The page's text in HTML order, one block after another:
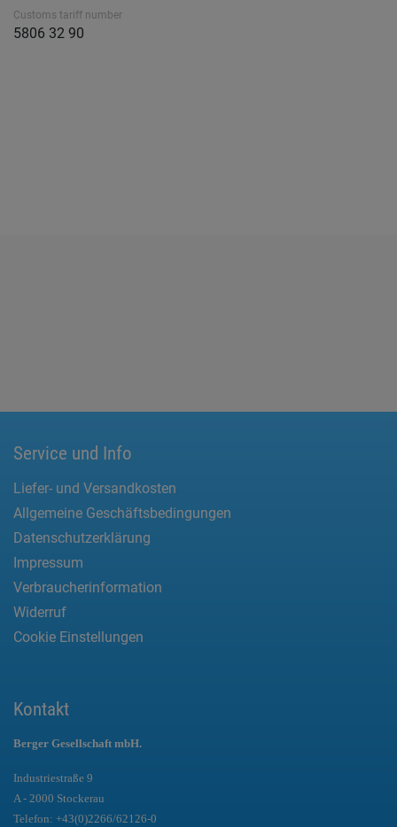
Customs tariff number
5806 32 90
Service und Info
Liefer- und Versandkosten
Allgemeine Geschäftsbedingungen
Datenschutzerklärung
Impressum
Verbraucherinformation
Widerruf
Cookie Einstellungen
Kontakt
Berger Gesellschaft mbH.
Industriestraße 9
A - 2000 Stockerau
Telefon: +43(0)2266/62126-0